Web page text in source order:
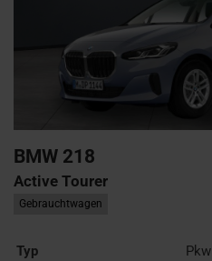
BMW 218
Active Tourer
Gebrauchtwagen
Typ
Pkw